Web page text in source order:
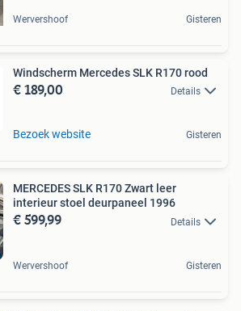
Wervershoof Gisteren
Windscherm Mercedes SLK R170 rood
€ 189,00 Details
Bezoek website Gisteren
MERCEDES SLK R170 Zwart leer
interieur stoel deurpaneel 1996
€ 599,99 Details
Wervershoof Gisteren